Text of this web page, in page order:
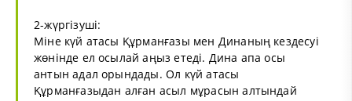
2-жүргізуші:
Міне күй атасы Құрманғазы мен Динаның кездесуі
жөнінде ел осылай аңыз етеді. Дина апа осы
антын адал орындады. Ол күй атасы
Құрманғазыдан алған асыл мұрасын алтындай